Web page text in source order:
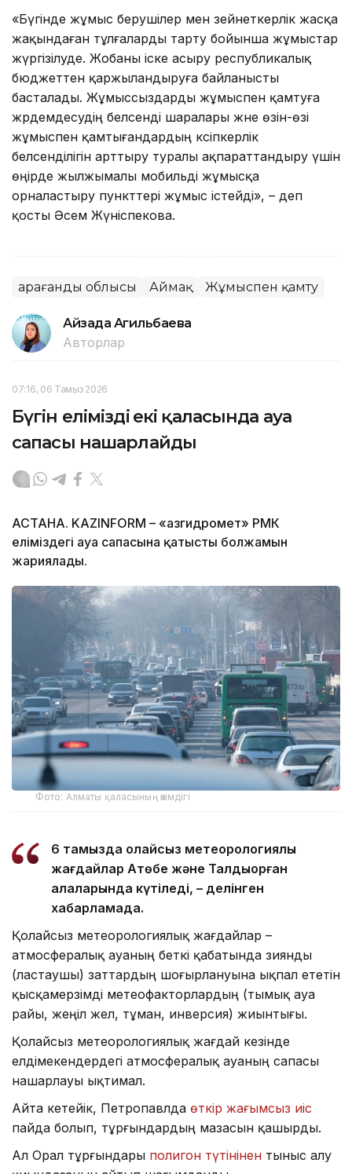
«Бүгінде жұмыс берушілер мен зейнеткерлік жасқа
жақындаған тұлғаларды тарту бойынша жұмыстар
жүргізілуде. Жобаны іске асыру республикалық
бюджеттен қаржыландыруға байланысты
басталады. Жұмыссыздарды жұмыспен қамтуға
жәрдемдесудің белсенді шаралары және өзін-өзі
жұмыспен қамтығандардың кәсіпкерлік
белсенділігін арттыру туралы ақпараттандыру үшін
өңірде жылжымалы мобильді жұмысқа
орналастыру пункттері жұмыс істейді», – деп
қосты Әсем Жүніспекова.
Қарағанды облысы Аймақ Жұмыспен қамту
Айзада Агильбаева
Авторлар
07:16, 06 Тамыз 2026
Бүгін еліміздің екі қаласында ауа
сапасы нашарлайды
АСТАНА. KAZINFORM – «Қазгидромет» РМК
еліміздегі ауа сапасына қатысты болжамын
жариялады.
Фото: Алматы қаласының әкімдігі
6 тамызда қолайсыз метеорологиялық
жағдайлар Ақтөбе және Талдықорған
қалаларында күтіледі, – делінген
хабарламада.
Қолайсыз метеорологиялық жағдайлар –
атмосфералық ауаның беткі қабатында зиянды
(ластаушы) заттардың шоғырлануына ықпал ететін
қысқамерзімді метеофакторлардың (тымық ауа
райы, жеңіл жел, тұман, инверсия) жиынтығы.
Қолайсыз метеорологиялық жағдай кезінде
елдімекендердегі атмосфералық ауаның сапасы
нашарлауы ықтимал.
Айта кетейік, Петропавлда өткір жағымсыз иіс
пайда болып, тұрғындардың мазасын қашырды.
Ал Орал тұрғындары полигон түтінінен тыныс алу